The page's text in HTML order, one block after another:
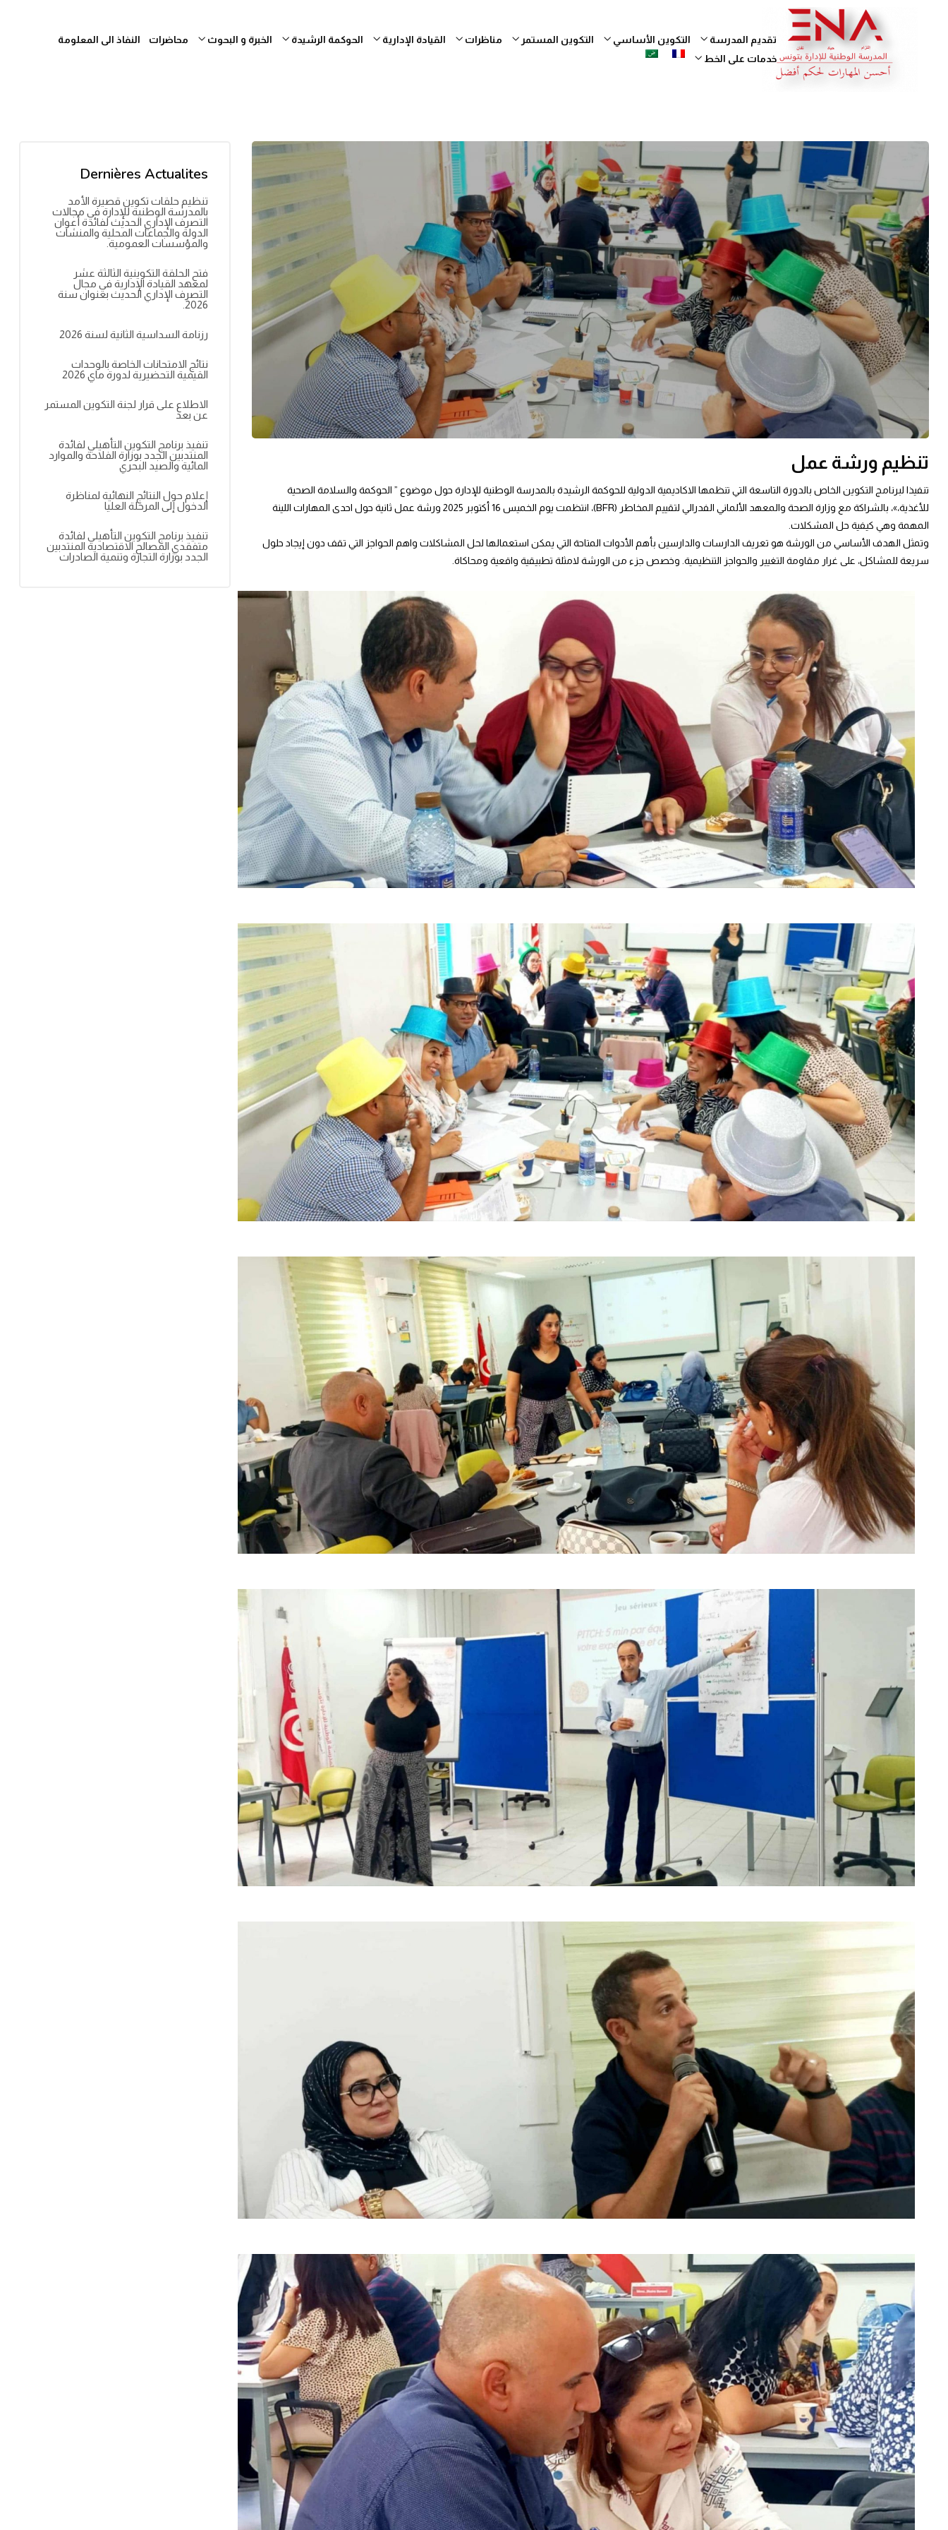
تقديم المدرسة التكوين الأساسي التكوين المستمر مناظرات القيادة الإدارية الحوكمة الرشيدة الخبرة و البحوث محاضرات
النفاذ الى المعلومة
خدمات على الخط
تنظيم ورشة عمل
تنفيذا لبرنامج التكوين الخاص بالدورة التاسعة التي تنظمها الاكاديمية الدولية للحوكمة الرشيدة بالمدرسة الوطنية للإدارة حول موضوع ” الحوكمة والسلامة الصحية
للأغذية،»، بالشراكة مع وزارة الصحة والمعهد الألماني الفدرالي لتقييم المخاطر (BFR)، انتظمت يوم الخميس 16 أكتوبر 2025 ورشة عمل ثانية حول احدى المهارات اللينة
المهمة وهي كيفية حل المشكلات.
وتمثل الهدف الأساسي من الورشة هو تعريف الدارسات والدارسين بأهم الأدوات المتاحة التي يمكن استعمالها لحل المشاكلات واهم الحواجز التي تقف دون إيجاد حلول
سريعة للمشاكل، على غرار مقاومة التغيير والحواجز التنظيمية. وخصص جزء من الورشة لامثلة تطبيقية واقعية ومحاكاة.
Dernières Actualites
تنظيم حلقات تكوين قصيرة الأمد
بالمدرسة الوطنية للإدارة في مجالات
التصرف الإداري الحديث لفائدة أعوان
الدولة والجماعات المحلية والمنشآت
والمؤسسات العمومية.
فتح الحلقة التكوينية الثالثة عشر
لمعهد القيادة الإدارية في مجال
التصرف الإداري الحديث بعنوان سنة
2026.
رزنامة السداسية الثانية لسنة 2026
نتائج الامتحانات الخاصة بالوحدات
القيمية التحضيرية لدورة ماي 2026
الاطلاع على قرار لجنة التكوين المستمر
عن بعد
تنفيذ برنامج التكوين التأهيلي لفائدة
المنتدبين الجدد بوزارة الفلاحة والموارد
المائية والصيد البحري
إعلام حول النتائج النهائية لمناظرة
الدخول إلى المرحلة العليا
تنفيذ برنامج التكوين التأهيلي لفائدة
متفقدي المصالح الاقتصادية المنتدبين
الجدد بوزارة التجارة وتنمية الصادرات